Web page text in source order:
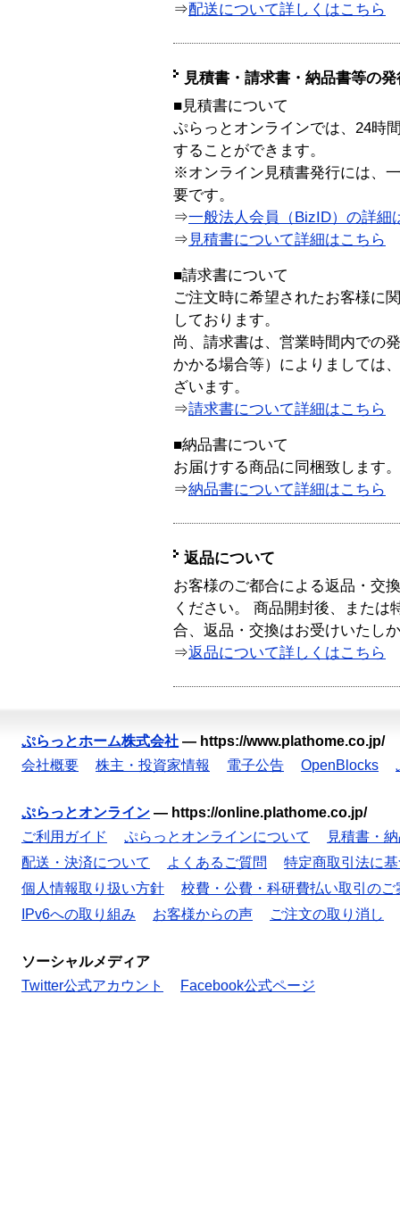
⇒配送について詳しくはこちら
見積書・請求書・納品書等の
■見積書について
ぷらっとオンラインでは、24時
することができます。
※オンライン見積書発行には、
要です。
⇒一般法人会員（BizID）の詳細
⇒ 見積書について詳細はこちら
■請求書について
ご注文時に希望されたお客様に
しております。
尚、請求書は、営業時間内での
かかる場合等）によりましては
ざいます。
⇒請求書について詳細はこちら
■納品書について
お届けする商品に同梱致します。
⇒納品書について詳細はこちら
返品について
お客様のご都合による返品・交
ください。 商品開封後、または
合、返品・交換はお受けいたし
⇒返品について詳しくはこちら
ぷらっとホーム株式会社 — https://www.plathome.co.jp/
会社概要
株主・投資家情報 電子公告 OpenBlocks
ぷらっとオンライン — https://online.plathome.co.jp/
ご利用ガイド
ぷらっとオンラインについて
見積書・
配送・決済について
よくあるご質問
特定商取引法に
個人情報取り扱い方針
校費・公費・科研費払い取引のご
IPv6への取り組み
お客様からの声 ご注文の取り消し
ソーシャルメディア
Twitter公式アカウント
Facebook公式ページ